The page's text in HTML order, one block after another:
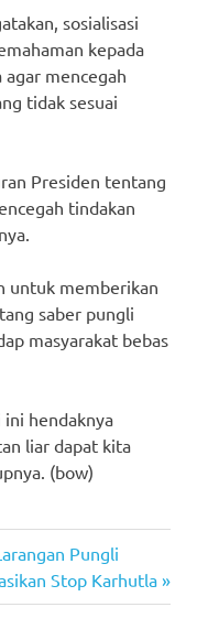
sosialisasi
kepada
agar mencegah
tidak sesuai
Presiden tentang
tindakan
untuk memberikan
saber pungli
masyarakat bebas
ini hendaknya
liar dapat kita
(bow)
Pungli
Stop Karhutla